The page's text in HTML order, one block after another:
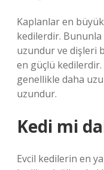
Kaplanlar en
kedilerdir.
uzundur ve dişleri
en güçlü
genellikle daha
uzundur.
Kedi mi
Evcil kedilerin en